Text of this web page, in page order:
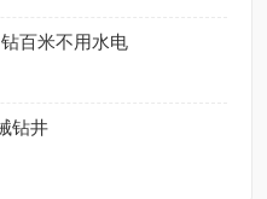
百米不用水电
钻井